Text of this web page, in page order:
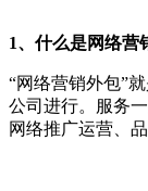
1、什么是网络营
“网络营销外包”
公司进行。服务
网络推广运营、